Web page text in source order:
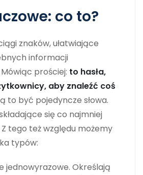
co to?
znaków, ułatwiające
informacji
prościej: to hasła,
aby znaleźć coś
to być pojedyncze słowa.
się co najmniej
tego też względu możemy
typów:
jednowyrazowe. Określają